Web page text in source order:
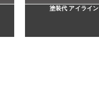
塗装代 アイライン